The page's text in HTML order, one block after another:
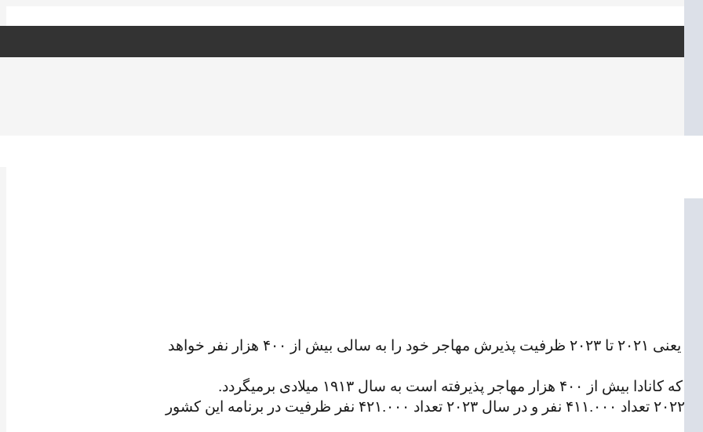
📣 دولت کانادا رسما اعلام کرد که طی ۳ سال مهاجرتی آینده یعنی ۲۰۲۱ تا ۲۰۲۳ ظرفیت پذیرش مهاجر خود را به سالی بیش از ۴۰۰ هزار نفر خواهد
به سال ۱۹۱۳ میلادی برمیگردد.
👈بر همین اساس در سال ۲۰۲۱ تعداد ۴۰۱.۰۰۰ نفر، در سال ۲۰۲۲ تعداد ۴۱۱.۰۰۰ نفر و در سال ۲۰۲۳ تعداد ۴۲۱.۰۰۰ نفر ظرفیت در برنامه این کشور